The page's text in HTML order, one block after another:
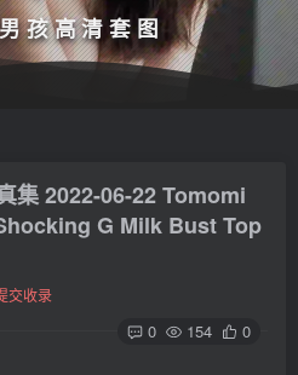
孩高清套图
集 2022-06-22 Tomomi
G Milk Bust Top
交收录
0 154 0